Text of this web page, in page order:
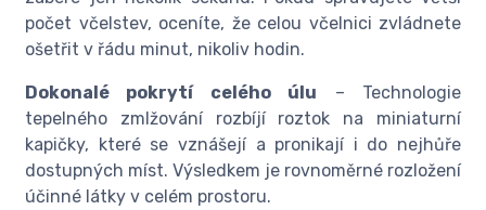
počet včelstev, oceníte, že celou včelnici zvládnete
ošetřit v řádu minut, nikoliv hodin.
Dokonalé pokrytí celého úlu – Technologie
tepelného zmlžování rozbíjí roztok na miniaturní
kapičky, které se vznášejí a pronikají i do nejhůře
dostupných míst. Výsledkem je rovnoměrné rozložení
účinné látky v celém prostoru.